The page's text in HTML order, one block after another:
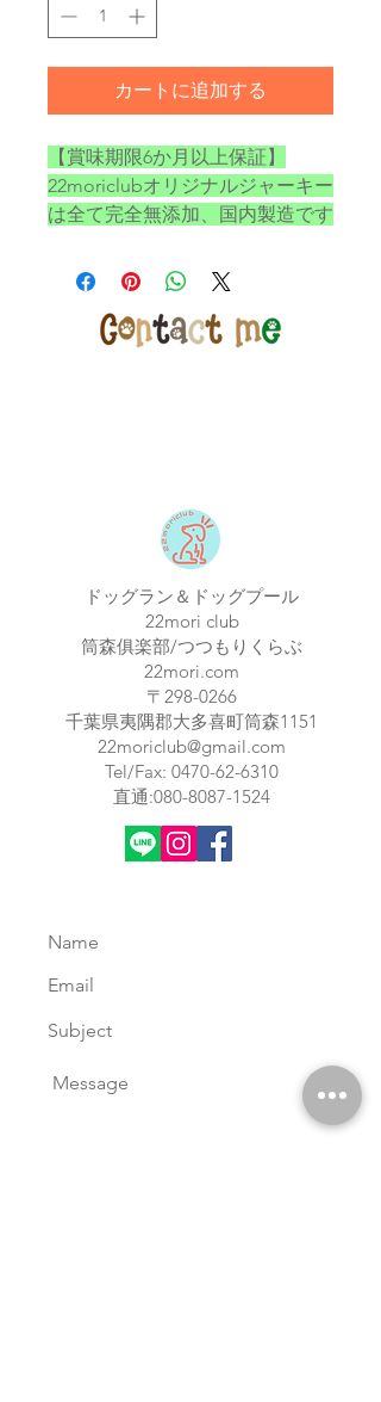
カートに追加する
【賞味期限6か月以上保証】
22moriclubオリジナルジャーキー
は全て完全無添加、国内製造です
ドッグラン＆ドッグプール
22mori club
筒森俱楽部/つつもりくらぶ
22mori.com
〒298-0266
​千葉県夷隅郡大多喜町筒森1151
22moriclub@gmail.com
Tel/Fax: 0470-62-6310
​直通:080-8087-1524